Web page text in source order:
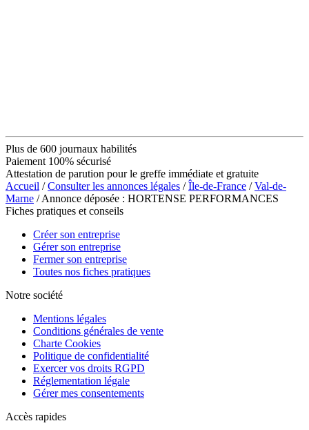
Plus de 600 journaux habilités
Paiement 100% sécurisé
Attestation de parution pour le greffe immédiate et gratuite
Accueil /Consulter les annonces légales /Île-de-France /Val-de-
Marne / Annonce déposée : HORTENSE PERFORMANCES
Fiches pratiques et conseils
Créer son entreprise
Gérer son entreprise
Fermer son entreprise
Toutes nos fiches pratiques
Notre société
Mentions légales
Conditions générales de vente
Charte Cookies
Politique de confidentialité
Exercer vos droits RGPD
Réglementation légale
Gérer mes consentements
Accès rapides